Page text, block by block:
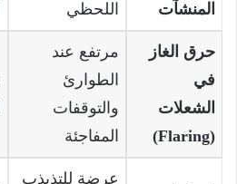
المنشآت اللحظي
حرق الغاز
في
الشعلات
(Flaring)
مرتفع عند
الطوارئ
والتوقفات
المفاجئة
عرضة للتذبذب